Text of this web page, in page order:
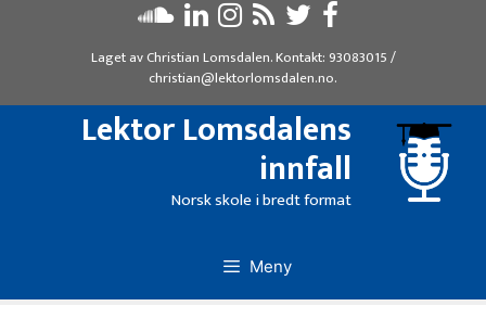
Laget avChristian Lomsdalen. Kontakt: 93083015/
christian@lektorlomsdalen.no.
Lektor Lomsdalens
innfall
Norsk skole i bredt format
Meny